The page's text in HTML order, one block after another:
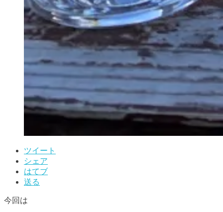
ツイート
シェア
はてブ
送る
今回は